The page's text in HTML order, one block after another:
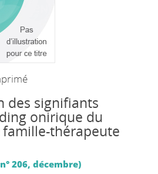
des signifiants
onirique du
thérapeute
206, décembre)